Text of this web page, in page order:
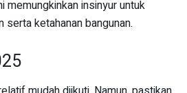
insinyur untuk
ketahanan bangunan.